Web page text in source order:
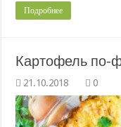
Подробнее
Картофель по-
0